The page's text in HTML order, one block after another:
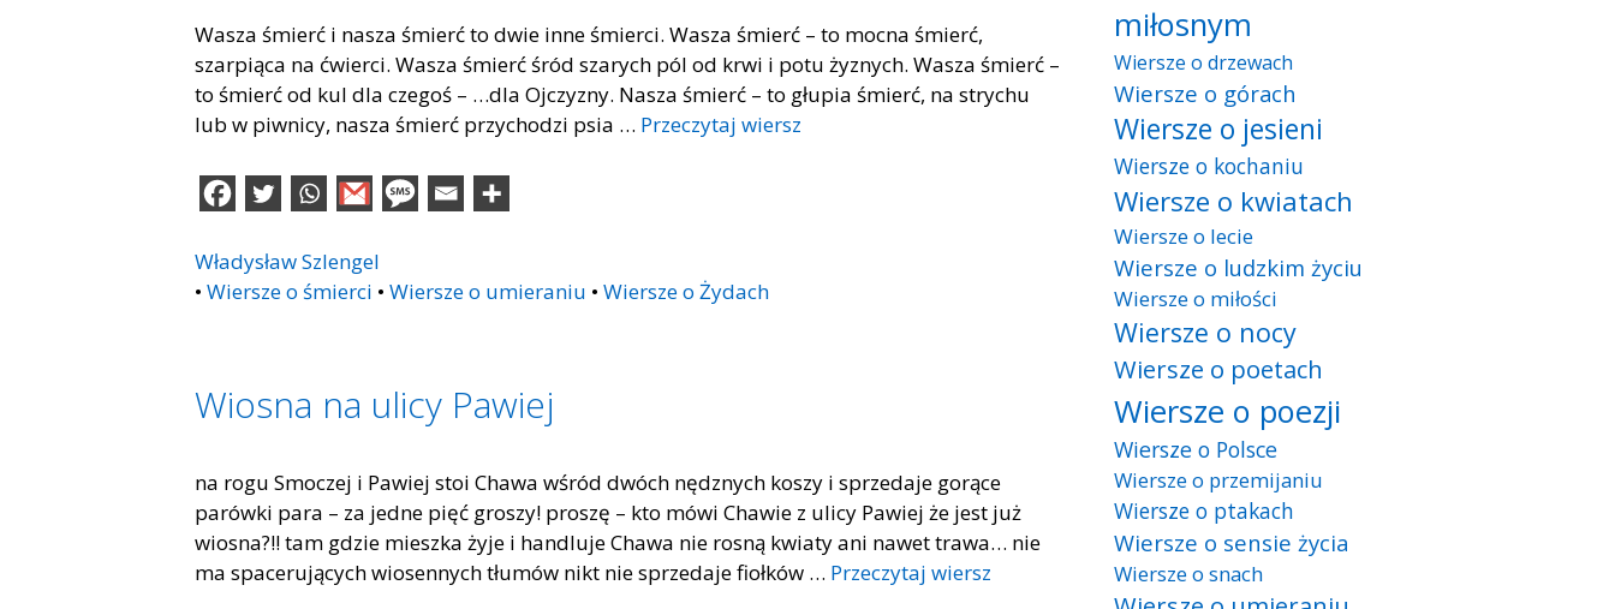
Wasza śmierć i nasza śmierć to dwie inne śmierci. Wasza śmierć – to mocna śmierć,
szarpiąca na ćwierci. Wasza śmierć śród szarych pól od krwi i potu żyznych. Wasza śmierć –
to śmierć od kul dla czegoś – …dla Ojczyzny. Nasza śmierć – to głupia śmierć, na strychu
lub w piwnicy, nasza śmierć przychodzi psia … Przeczytaj wiersz
Władysław Szlengel
• Wiersze o śmierci • Wiersze o umieraniu • Wiersze o Żydach
Wiosna na ulicy Pawiej
na rogu Smoczej i Pawiej stoi Chawa wśród dwóch nędznych koszy i sprzedaje gorące
parówki para – za jedne pięć groszy! proszę – kto mówi Chawie z ulicy Pawiej że jest już
wiosna?!! tam gdzie mieszka żyje i handluje Chawa nie rosną kwiaty ani nawet trawa… nie
ma spacerujących wiosennych tłumów nikt nie sprzedaje fiołków … Przeczytaj wiersz
miłosnym
Wiersze o drzewach
Wiersze o górach
Wiersze o jesieni
Wiersze o kochaniu
Wiersze o kwiatach
Wiersze o lecie
Wiersze o ludzkim życiu
Wiersze o miłości
Wiersze o nocy
Wiersze o poetach
Wiersze o poezji
Wiersze o Polsce
Wiersze o przemijaniu
Wiersze o ptakach
Wiersze o sensie życia
Wiersze o snach